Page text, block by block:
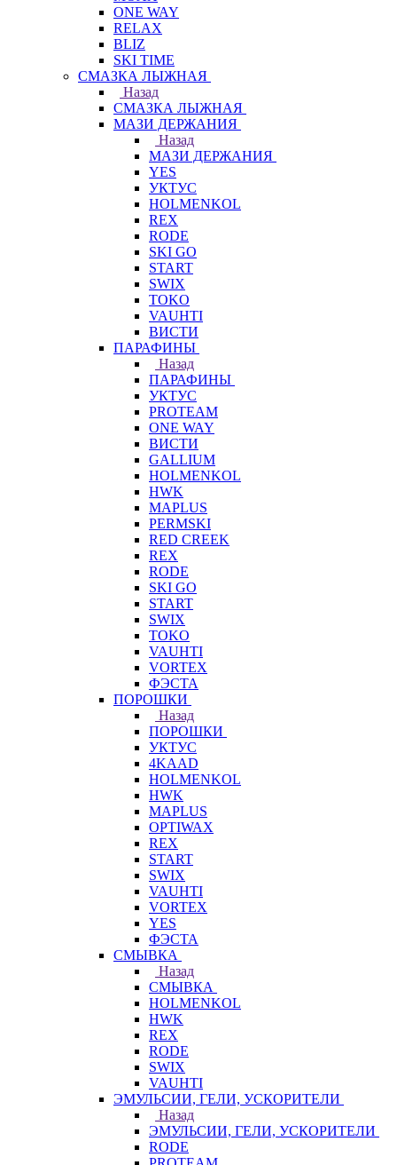
ONE WAY
RELAX
BLIZ
SKI TIME
СМАЗКА ЛЫЖНАЯ
Назад
СМАЗКА ЛЫЖНАЯ
МАЗИ ДЕРЖАНИЯ
Назад
МАЗИ ДЕРЖАНИЯ
YES
УКТУС
HOLMENKOL
REX
RODE
SKI GO
START
SWIX
TOKO
VAUHTI
ВИСТИ
ПАРАФИНЫ
Назад
ПАРАФИНЫ
УКТУС
PROTEAM
ONE WAY
ВИСТИ
GALLIUM
HOLMENKOL
HWK
MAPLUS
PERMSKI
RED CREEK
REX
RODE
SKI GO
START
SWIX
TOKO
VAUHTI
VORTEX
ФЭСТА
ПОРОШКИ
Назад
ПОРОШКИ
УКТУС
4KAAD
HOLMENKOL
HWK
MAPLUS
OPTIWAX
REX
START
SWIX
VAUHTI
VORTEX
YES
ФЭСТА
СМЫВКА
Назад
СМЫВКА
HOLMENKOL
HWK
REX
RODE
SWIX
VAUHTI
ЭМУЛЬСИИ, ГЕЛИ, УСКОРИТЕЛИ
Назад
ЭМУЛЬСИИ, ГЕЛИ, УСКОРИТЕЛИ
RODE